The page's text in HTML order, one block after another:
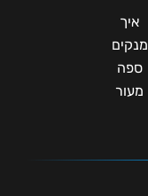
איך
מנקים
ספה
מעור